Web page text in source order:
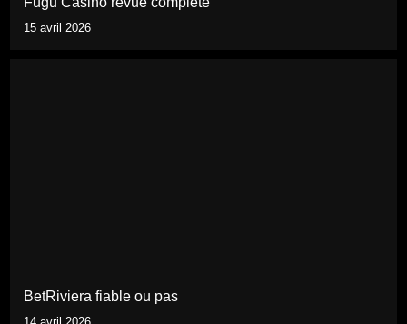
15 avril 2026
BetRiviera fiable ou pas